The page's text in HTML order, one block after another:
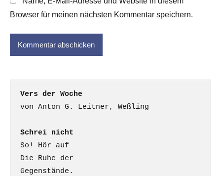
Browser für meinen nächsten Kommentar speichern.
Vers der Woche
Schrei nicht
So! Hör auf
Die Ruhe der
Gegenstände.